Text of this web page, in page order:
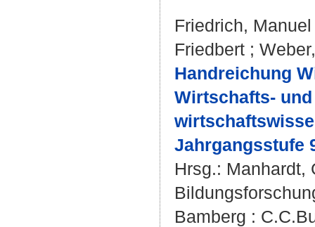
Friedrich, Manuel
Friedbert ;
Handreichung
Wirtschafts-
Jahrgangsstufe
Hrsg.: Manhardt,
Bamberg :